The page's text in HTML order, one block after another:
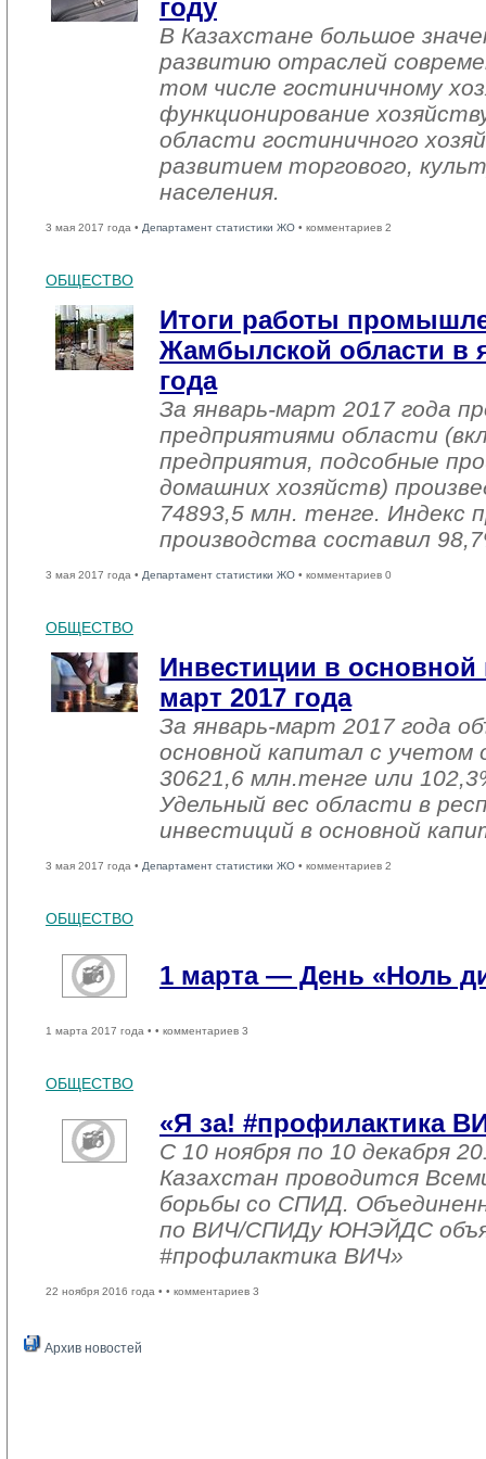
году
В Казахстане большое
развитию отраслей
том числе гостиничному
функционирование
области гостиничного
развитием торгового,
населения.
3 мая 2017 года • Департамент статистики ЖО • комментариев 2
ОБЩЕСТВО
Итоги работы
Жамбылской области в
года
За январь-март 2017 года
предприятиями области
предприятия, подсобные
домашних хозяйств)
74893,5 млн. тенге. Индекс
производства составил
3 мая 2017 года • Департамент статистики ЖО • комментариев 0
ОБЩЕСТВО
Инвестиции в основной
март 2017 года
За январь-март 2017 года
основной капитал с учетом
30621,6 млн.тенге или
Удельный вес области в
инвестиций в основной
3 мая 2017 года • Департамент статистики ЖО • комментариев 2
ОБЩЕСТВО
1 марта — День «Ноль
1 марта 2017 года • • комментариев 3
ОБЩЕСТВО
«Я за! #профилактика
С 10 ноября по 10 декабря
Казахстан проводится
борьбы со СПИД.
по ВИЧ/СПИДу ЮНЭЙДС
#профилактика ВИЧ»
22 ноября 2016 года • • комментариев 3
Архив новостей